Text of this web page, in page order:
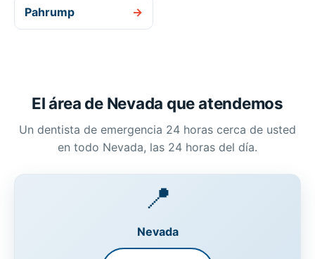
Pahrump →
El área de Nevada que atendemos
Un dentista de emergencia 24 horas cerca de usted
en todo Nevada, las 24 horas del día.
📍
Nevada